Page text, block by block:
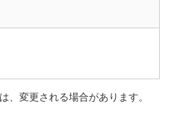
、変更される場合があります。